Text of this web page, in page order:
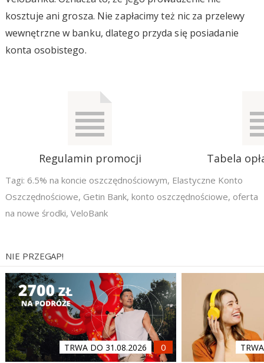
kosztuje ani grosza. Nie zapłacimy też nic za przelewy
wewnętrzne w banku, dlatego przyda się posiadanie
konta osobistego.
Regulamin promocji Tabela
Tagi: 6.5% na koncie oszczędnościowym, Elastyczne Konto
Oszczędnościowe, Getin Bank, konto oszczędnościowe, oferta
na nowe środki, VeloBank
NIE PRZEGAP!
TRWA DO 31.08.2026